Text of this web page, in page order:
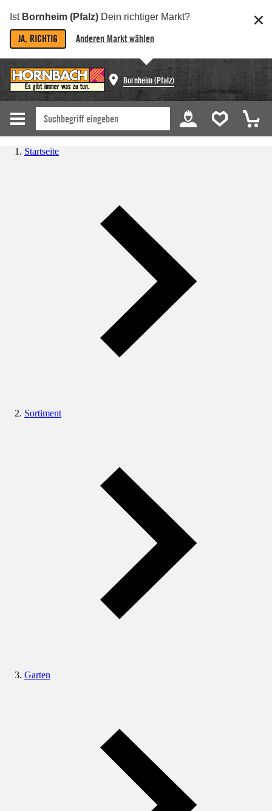
Ist Bornheim (Pfalz) Dein richtiger Markt?
JA, RICHTIG Anderen Markt wählen
Bornheim (Pfalz)
Startseite
Sortiment
Garten